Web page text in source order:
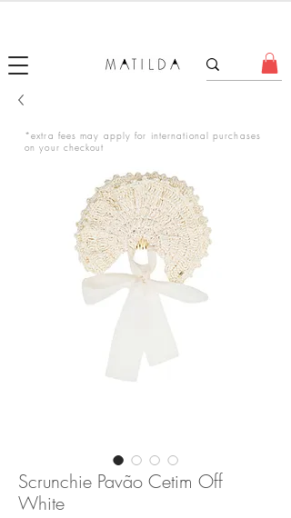
Scrunchie Pavão Cetim Off
White
*extra fees may apply for international purchases
on your checkout